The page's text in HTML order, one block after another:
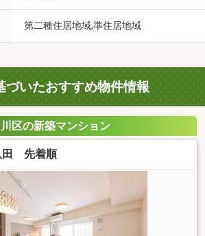
第二種住居地域,準住居地域
づいたおすすめ物件情報
区の新築マンション
田 先着順